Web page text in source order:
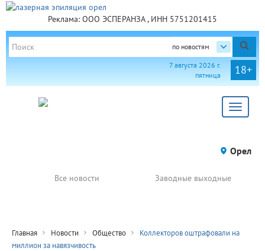
Реклама: ООО ЭСПЕРАНЗА , ИНН 5751201415
по новостям
18+
7 августа 2026 г.
пятница
Toggle
Орел
Все новости Заводные выходные
Главная Новости Общество
Коллекторов оштрафовали на
миллион за навязчивость